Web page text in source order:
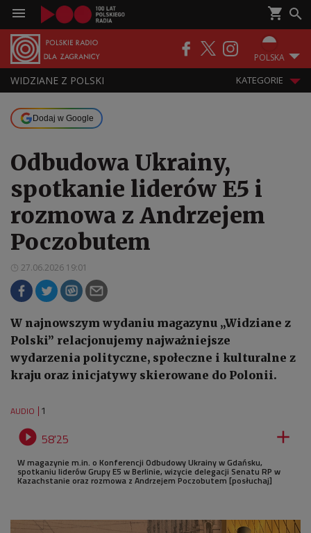
POLSKA
WIDZIANE Z POLSKI KATEGORIE
Dodaj w Google
Odbudowa Ukrainy,
spotkanie liderów E5 i
rozmowa z Andrzejem
Poczobutem
27.06.2026 19:01
W najnowszym wydaniu magazynu „Widziane z
Polski” relacjonujemy najważniejsze
wydarzenia polityczne, społeczne i kulturalne z
kraju oraz inicjatywy skierowane do Polonii.
AUDIO 1
 58'25 
W magazynie m.in. o Konferencji Odbudowy Ukrainy w Gdańsku,
spotkaniu liderów Grupy E5 w Berlinie, wizycie delegacji Senatu RP w
Kazachstanie oraz rozmowa z Andrzejem Poczobutem [posłuchaj]